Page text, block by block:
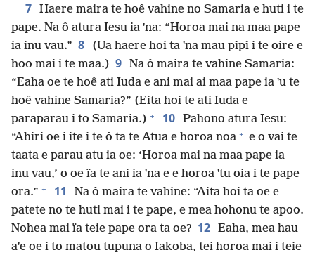
7 Haere maira te hoê vahine no Samaria e huti i te
pape. Na ô atura Iesu ia ˈna: “Horoa mai na maa pape
ia inu vau.” 8
(Ua haere hoi ta ˈna mau pǐpǐ i te oire e
hoo mai i te maa.) 9 Na ô maira te vahine Samaria:
“Eaha oe te hoê ati Iuda e ani mai ai maa pape ia ˈu te
hoê vahine Samaria?” (Eita hoi te ati Iuda e
paraparau i to Samaria.) + 10 Pahono atura Iesu:
“Ahiri oe i ite i te ô ta te Atua e horoa noa + e o vai te
taata e parau atu ia oe: ‘Horoa mai na maa pape ia
inu vau,’ o oe ïa te ani ia ˈna e e horoa ˈtu oia i te pape
ora.” + 11
Na ô maira te vahine: “Aita hoi ta oe e
patete no te huti mai i te pape, e mea hohonu te apoo.
Nohea mai ïa teie pape ora ta oe? 12 Eaha, mea hau
aˈe oe i to matou tupuna o Iakoba, tei horoa mai i teie